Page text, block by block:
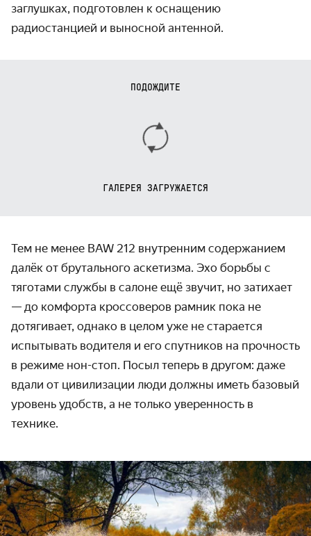
заглушках, подготовлен к оснащению
радиостанцией и выносной антенной.
ПОДОЖДИТЕ
ГАЛЕРЕЯ ЗАГРУЖАЕТСЯ
Тем не менее BAW 212 внутренним содержанием
далёк от брутального аскетизма. Эхо борьбы с
тяготами службы в салоне ещё звучит, но затихает
— до комфорта кроссоверов рамник пока не
дотягивает, однако в целом уже не старается
испытывать водителя и его спутников на прочность
в режиме нон-стоп. Посыл теперь в другом: даже
вдали от цивилизации люди должны иметь базовый
уровень удобств, а не только уверенность в
технике.